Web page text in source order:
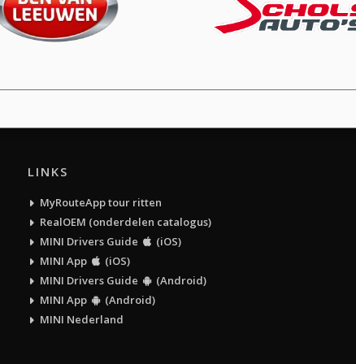
LINKS
MyRouteApp tour ritten
RealOEM (onderdelen catalogus)
MINI Drivers Guide
(iOS)
MINI App
(iOS)
MINI Drivers Guide
(Android)
MINI App
(Android)
MINI Nederland